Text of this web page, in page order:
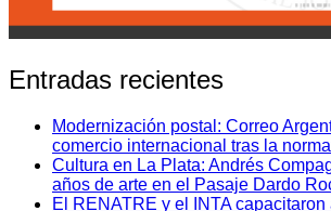
Entradas recientes
Modernización postal: Correo
comercio internacional tras la
Cultura en La Plata: Andrés
años de arte en el Pasaje Dardo
El RENATRE y el INTA